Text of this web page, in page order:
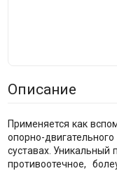
Описание
Применяется как
опорно-
суставах.
противоотечное,